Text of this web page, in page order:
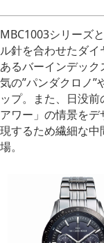
MBC1003シリーズ
ル針を合わせたダ
あるバーインデッ
気の”パンダクロノ”
ップ。また、日没
アワー」の情景を
現するため繊細な
場。